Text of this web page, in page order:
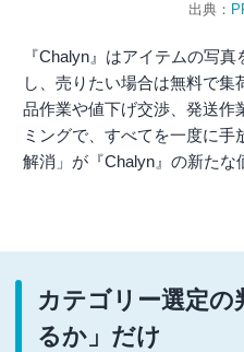
出典：
『Chalyn』はアイテムの写
し、売りたい場合は無料で集
品作業や値下げ交渉、発送作
ミングで、すべてを一度に
解消」が『Chalyn』の新たな
カテゴリー選定の
るか」だけ